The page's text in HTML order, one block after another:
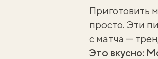
Приготовить
просто. Эти
с матча —
Это вкусно: